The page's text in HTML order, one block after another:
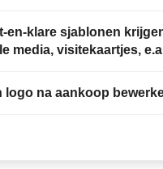
en-klare sjablonen
media, visitekaartjes,
logo na aankoop